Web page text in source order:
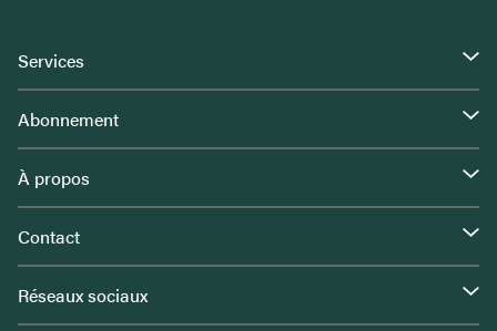
Services
Abonnement
À propos
Contact
Réseaux sociaux